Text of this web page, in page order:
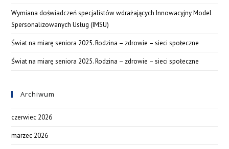
Wymiana doświadczeń specjalistów wdrażających Innowacyjny Model
Spersonalizowanych Usług (IMSU)
Świat na miarę seniora 2025. Rodzina – zdrowie – sieci społeczne
Świat na miarę seniora 2025. Rodzina – zdrowie – sieci społeczne
Archiwum
czerwiec 2026
marzec 2026